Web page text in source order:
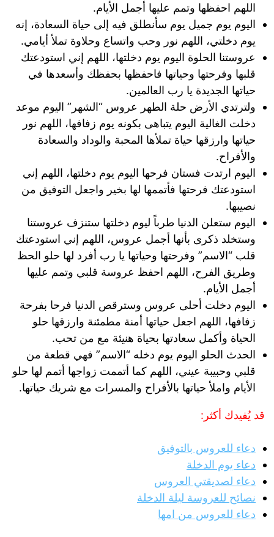
اللهم احفظها وتمم عليها أجمل الأيام.
اليوم يوم جميل يوم سأنطلق فيه إلى حياة السعادة، إنه
يوم دخلتي، اللهم نور وحب واتساع وحلاوة تملأ أيامي.
عروستنا الحلوة اليوم يوم دخلتها، اللهم إني استودعتك
قلبها وفرحتها وحياتها فاحفظها بحفظك وأسعدها في
حياتها الجديدة يا رب العالمين.
ولترتدي الأرض حلة الطهر عروس “الشهر” اليوم موعد
دخلت الغالية اليوم يتباهى بكونه يوم زفافها، اللهم نور
حياتها وارزقها حياة تملأها المحبة والوداد والسعادة
والأفراح.
اليوم ارتدت فستان فرحها اليوم يوم دخلتها، اللهم إني
استودعتك فرحتها فأتممها لها بخير واجعل التوفيق من
نصيبها.
اليوم ستعلن الدنيا طرباً ليوم دخلتها ستنزف عروستنا
وستخلد ذكرى بأنها أجمل عروس، اللهم إني استودعتك
قلب “الاسم” وفرحتها وحياتها يا رب أفرد لها حلو الحظ
وطريق الفرح، اللهم احفظ عروسة قلبي وتمم عليها
أجمل الأيام.
اليوم دخلت أحلى عروس وسترقص الدنيا فرحا بفرحة
زفافها، اللهم اجعل حياتها أمنة مطمئنة وارزقها حلو
الحياة وأكمل سعادتها بحياة هنيئة مع من تحب.
الحدث الحلو اليوم يوم دخله “الاسم” فهي قطعة من
قلبي وحبيبة عيني، اللهم كما أتممت زواجها أتمم لها حلو
الأيام واملأ حياتها بالأفراح والمسرات مع شريك حياتها.
قد يُفيدك أكثر:
دعاء للعروس بالتوفيق
دعاء يوم الدخلة
دعاء لصديقتي العروس
نصائح للعروسة ليلة الدخلة
دعاء للعروس من امها